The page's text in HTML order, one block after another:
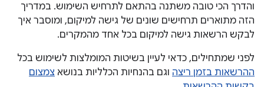
והדרך הכי טובה משתנה בהתאם לתרחיש השימוש. במדריך
הזה מתוארים תרחישים שונים של גישה למיקום, ומוסבר איך
לבקש הרשאות גישה למיקום בכל אחד מהמקרים.
לפני שמתחילים, כדאי לעיין בשיטות המומלצות לשימוש בכל
ההרשאות בזמן ריצה וגם בהנחיות הכלליות בנושא צמצום